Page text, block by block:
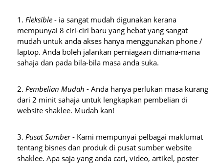
Fleksible - ia sangat mudah digunakan kerana
mempunyai 8 ciri-ciri baru yang hebat yang sangat
mudah untuk anda akses hanya menggunakan phone /
laptop. Anda boleh jalankan perniagaan dimana-mana
sahaja dan pada bila-bila masa anda suka.
Pembelian Mudah - Anda hanya perlukan masa kurang
dari 2 minit sahaja untuk lengkapkan pembelian di
website shaklee. Mudah kan!
Pusat Sumber - Kami mempunyai pelbagai maklumat
tentang bisnes dan produk di pusat sumber website
shaklee. Apa saja yang anda cari, video, artikel, poster